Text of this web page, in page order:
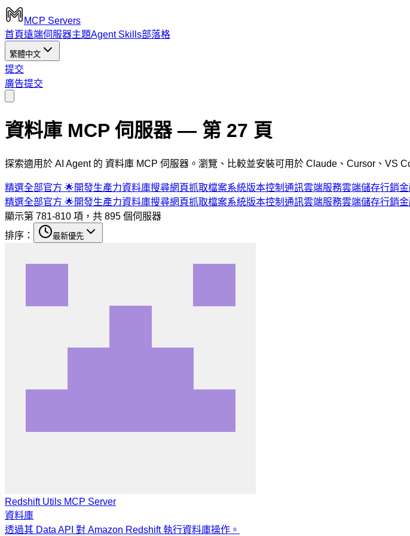
MCP Servers
首頁遠端伺服器主題Agent Skills部落格
繁體中文
提交
廣告提交
資料庫 MCP 伺服器 — 第 27 頁
探索適用於 AI Agent 的 資料庫 MCP 伺服器。瀏覽、比較並安裝可用於 Claude、Cursor、VS
精選全部官方 🌟開發生產力資料庫搜尋網頁抓取檔案系統版本控制 通訊雲端服務雲端儲存行銷
精選全部官方 🌟開發生產力資料庫搜尋網頁抓取檔案系統版本控制 通訊雲端服務雲端儲存行銷
顯示第 781-810 項，共 895 個伺服器
排序：
最新優先
Redshift Utils MCP Server
資料庫
透過其 Data API 對 Amazon Redshift 執行資料庫操作。